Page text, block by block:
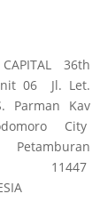
36th
06 Jl. Let.
Parman Kav
City
Petamburan
11447